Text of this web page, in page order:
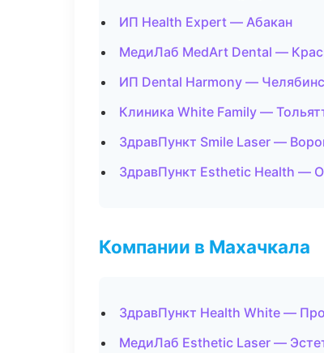
ИП Health Expert — Абакан
МедиЛаб MedArt Dental —
ИП Dental Harmony —
Клиника White Family —
ЗдравПункт Smile Laser —
ЗдравПункт Esthetic Health —
Компании в Махачкала
ЗдравПункт Health White —
МедиЛаб Esthetic Laser —